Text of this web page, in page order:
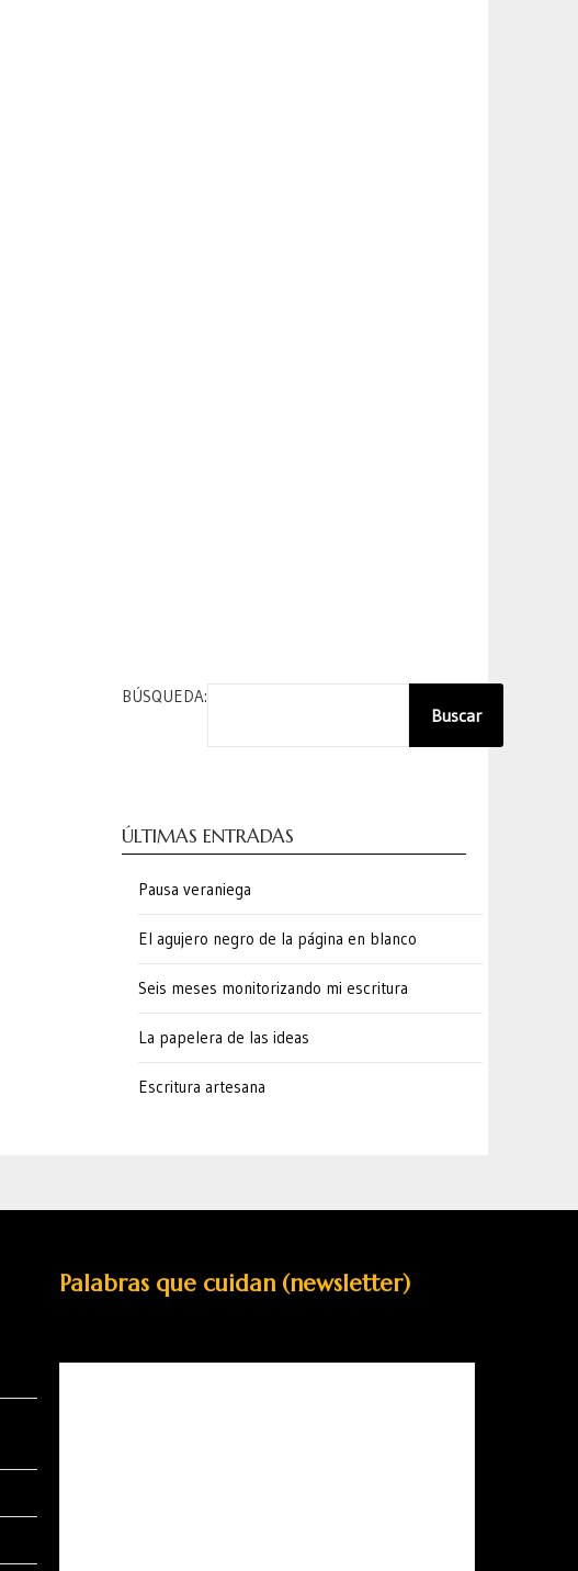
BÚSQUEDA:
Buscar
ÚLTIMAS ENTRADAS
Pausa veraniega
El agujero negro de la página en blanco
Seis meses monitorizando mi escritura
La papelera de las ideas
Escritura artesana
Palabras que cuidan (newsletter)